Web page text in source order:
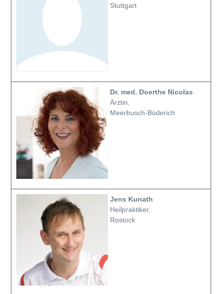
Stuttgart
Dr. med. Doerthe Nicolas
Ärztin,
Meerbusch-Büderich
Jens Kunath
Heilpraktiker,
Rostock